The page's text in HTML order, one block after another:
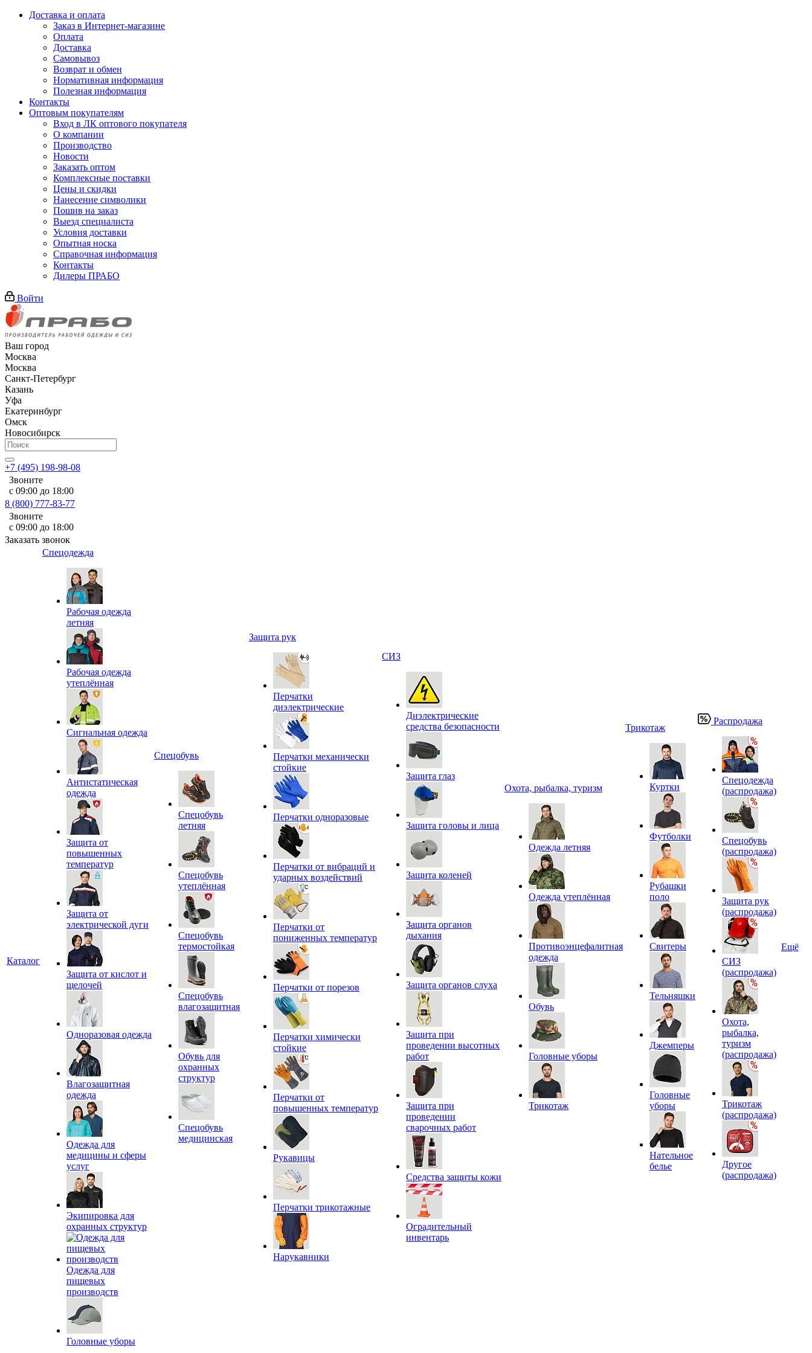
Доставка и оплата
Заказ в Интернет-магазине
Оплата
Доставка
Самовывоз
Возврат и обмен
Нормативная информация
Полезная информация
Контакты
Оптовым покупателям
Вход в ЛК оптового покупателя
О компании
Производство
Новости
Заказать оптом
Комплексные поставки
Цены и скидки
Нанесение символики
Пошив на заказ
Выезд специалиста
Условия доставки
Опытная носка
Справочная информация
Контакты
Дилеры ПРАБО
Войти
Ваш город
Москва
Москва
Санкт-Петербург
Казань
Уфа
Екатеринбург
Омск
Новосибирск
+7 (495) 198-98-08
Звоните
с 09:00 до 18:00
8 (800) 777-83-77
Звоните
с 09:00 до 18:00
Заказать звонок
Каталог
Спецодежда
Рабочая одежда
летняя
Рабочая одежда
утеплённая
Сигнальная одежда
Антистатическая
одежда
Защита от
повышенных
температур
Защита от
электрической дуги
Защита от кислот и
щелочей
Одноразовая одежда
Влагозащитная
одежда
Одежда для
медицины и сферы
услуг
Экипировка для
охранных структур
Одежда для
пищевых
производств
Головные уборы
Спецобувь
Спецобувь
летняя
Спецобувь
утеплённая
Спецобувь
термостойкая
Спецобувь
влагозащитная
Обувь для
охранных
структур
Спецобувь
медицинская
Защита рук
Перчатки
диэлектрические
Перчатки механически
стойкие
Перчатки одноразовые
Перчатки от вибраций и
ударных воздействий
Перчатки от
пониженных температур
Перчатки от порезов
Перчатки химически
стойкие
Перчатки от
повышенных температур
Рукавицы
Перчатки трикотажные
Нарукавники
СИЗ
Диэлектрические
средства безопасности
Защита глаз
Защита головы и лица
Защита коленей
Защита органов
дыхания
Защита органов слуха
Защита при
проведении высотных
работ
Защита при
проведении
сварочных работ
Средства защиты кожи
Оградительный
инвентарь
Охота, рыбалка, туризм
Одежда летняя
Одежда утеплённая
Противоэнцефалитная
одежда
Обувь
Головные уборы
Трикотаж
Трикотаж
Куртки
Футболки
Рубашки
поло
Свитеры
Тельняшки
Джемперы
Головные
уборы
Нательное
белье
Распродажа
Спецодежда
(распродажа)
Спецобувь
(распродажа)
Защита рук
(распродажа)
СИЗ
(распродажа)
Охота,
рыбалка,
туризм
(распродажа)
Трикотаж
(распродажа)
Другое
(распродажа)
Ещё